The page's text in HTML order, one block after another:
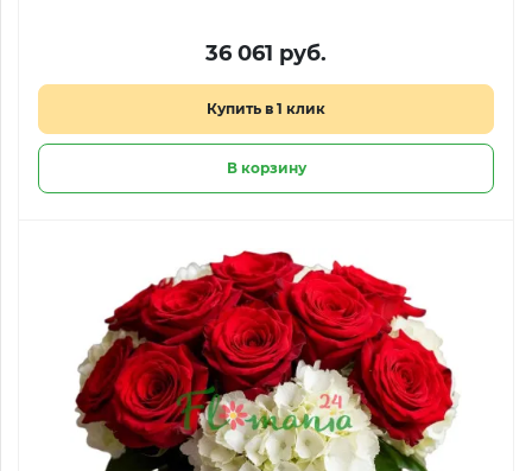
36 061 руб.
Купить в 1 клик
В корзину